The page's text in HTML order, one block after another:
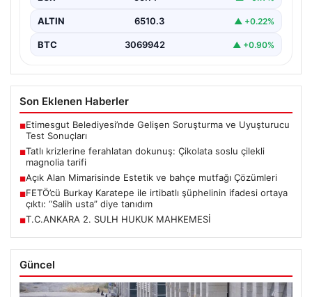
ALTIN 6510.3 ▲ +0.22%
BTC 3069942 ▲ +0.90%
Son Eklenen Haberler
■Etimesgut Belediyesi’nde Gelişen Soruşturma ve Uyuşturucu
Test Sonuçları
■Tatlı krizlerine ferahlatan dokunuş: Çikolata soslu çilekli
magnolia tarifi
■Açık Alan Mimarisinde Estetik ve bahçe mutfağı Çözümleri
■FETÖ’cü Burkay Karatepe ile irtibatlı şüphelinin ifadesi ortaya
çıktı: “Salih usta” diye tanıdım
■T.C.ANKARA 2. SULH HUKUK MAHKEMESİ
Güncel